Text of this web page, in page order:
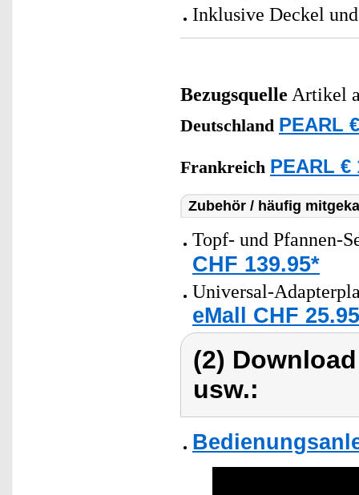
Inklusive Deckel
Bezugsquelle Artikel
Deutschland PEARL
Frankreich PEARL €
Zubehör / häufig
Topf- und Pfannen-
CHF 139.95*
Universal-
eMall CHF
(2)
usw.: